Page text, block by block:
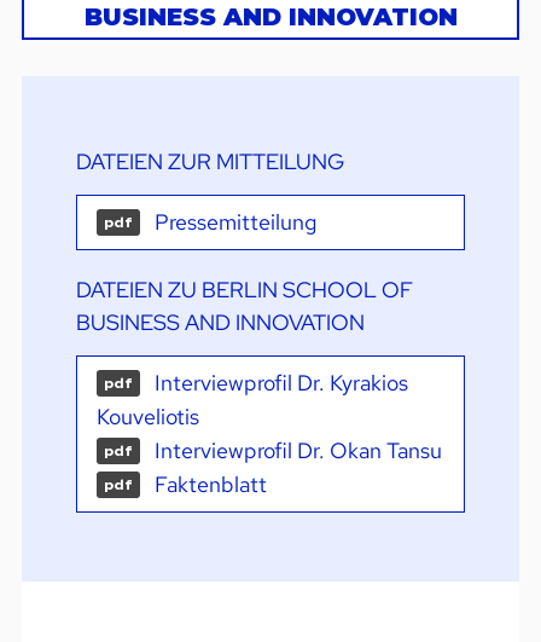
BUSINESS AND INNOVATION
DATEIEN ZUR MITTEILUNG
pdf Pressemitteilung
DATEIEN ZU BERLIN SCHOOL OF
BUSINESS AND INNOVATION
pdf
Interviewprofil Dr. Kyrakios
Kouveliotis
pdf Interviewprofil Dr. Okan Tansu
pdf Faktenblatt